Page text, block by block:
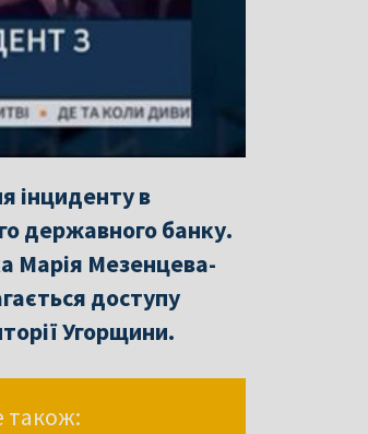
інциденту в
державного банку.
Марія Мезенцева-
доступу
Угорщини.
також: